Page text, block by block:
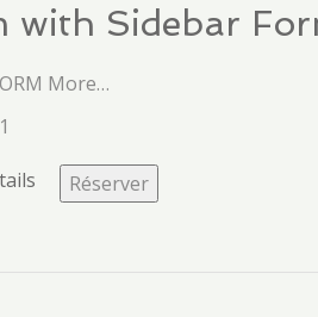
with Sidebar
More…
1
Réserver